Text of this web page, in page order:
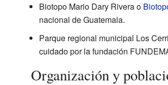
Biotopo Mario Dary Rivera o
nacional de Guatemala.
Parque regional municipal Los
cuidado por la fundación
Organización y